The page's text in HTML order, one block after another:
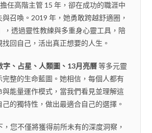
任高階主管 15 年，卻在成功的職涯中
召喚。2019 年，她勇敢跨越舒適圈，
，透過靈性教練與多重身心靈工具，陪
回自己，活出真正想要的人生。
字、占星、人類圖、13月亮曆等多元靈
完整的生命藍圖。她相信，每個人都有
與能量運作模式，當我們看見並理解這
的獨特性，做出最適合自己的選擇。
，您不僅將獲得前所未有的深度洞察，